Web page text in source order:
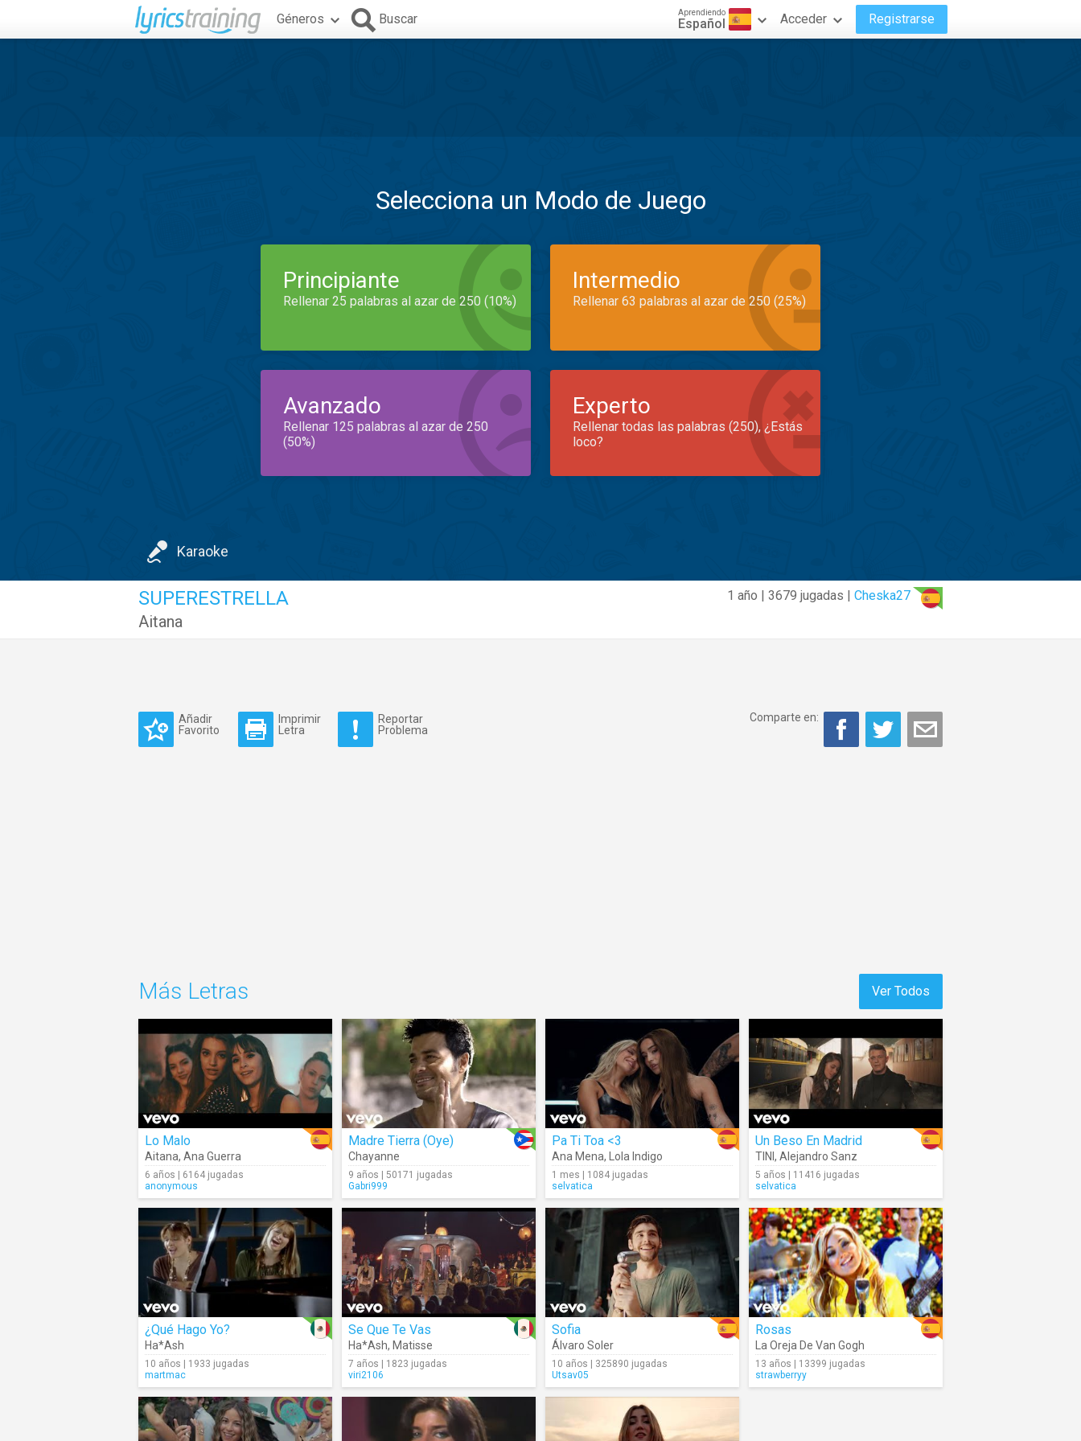
Géneros Buscar Aprendiendo
Español Acceder Registrarse
Selecciona un Modo de Juego
Principiante
Rellenar 25 palabras al azar de 250 (10%)
Intermedio
Rellenar 63 palabras al azar de 250 (25%)
Avanzado
Rellenar 125 palabras al azar de 250
(50%)
Experto
Rellenar todas las palabras (250), ¿Estás
loco?
Karaoke
1 año | 3679 jugadas | Cheska27
SUPERESTRELLA
Aitana
Añadir
Favorito
Imprimir
Letra
Reportar
Problema
Comparte en:
Ver Todos
Más Letras
Lo Malo
Aitana, Ana Guerra
6 años | 6164 jugadas
anonymous
Madre Tierra (Oye)
Chayanne
9 años | 50171 jugadas
Gabri999
Pa Ti Toa <3
Ana Mena, Lola Indigo
1 mes | 1084 jugadas
selvatica
Un Beso En Madrid
TINI , Alejandro Sanz
5 años | 11416 jugadas
selvatica
¿Qué Hago Yo?
Ha*Ash
10 años | 1933 jugadas
martmac
Se Que Te Vas
Ha*Ash, Matisse
7 años | 1823 jugadas
viri2106
Sofia
Álvaro Soler
10 años | 325890 jugadas
Utsav05
Rosas
La Oreja De Van Gogh
13 años | 13399 jugadas
strawberryy